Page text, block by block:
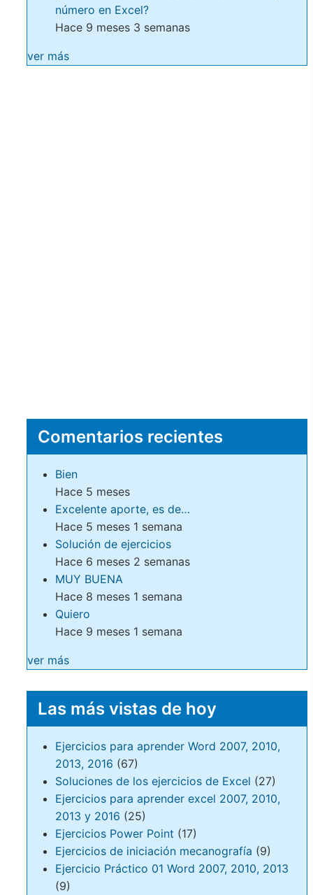
número en Excel?
Hace 9 meses 3 semanas
ver más
Comentarios recientes
Bien
Hace 5 meses
Excelente aporte, es de…
Hace 5 meses 1 semana
Solución de ejercicios
Hace 6 meses 2 semanas
MUY BUENA
Hace 8 meses 1 semana
Quiero
Hace 9 meses 1 semana
ver más
Las más vistas de hoy
Ejercicios para aprender Word 2007, 2010,
2013, 2016 (67)
Soluciones de los ejercicios de Excel (27)
Ejercicios para aprender excel 2007, 2010,
2013 y 2016 (25)
Ejercicios Power Point (17)
Ejercicios de iniciación mecanografía (9)
Ejercicio Práctico 01 Word 2007, 2010, 2013
(9)